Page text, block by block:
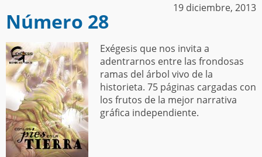
Número 28
19 diciembre, 2013
Exégesis que nos invita a
adentrarnos entre las frondosas
ramas del árbol vivo de la
historieta. 75 páginas cargadas con
los frutos de la mejor narrativa
gráfica independiente.